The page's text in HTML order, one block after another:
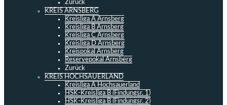
Zurück
KREIS ARNSBERG
Kreisliga A Arnsberg
Kreisliga B Arnsberg
Kreisliga C Arnsberg
Kreisliga D Arnsberg
Kreispokal Arnsberg
Reservepokal Arnsberg
Zurück
KREIS HOCHSAUERLAND
Kreisliga A Hochsauerland
HSK-Kreisliga B (Findungsr. 1)
HSK-Kreisliga B (Findungsr. 2)